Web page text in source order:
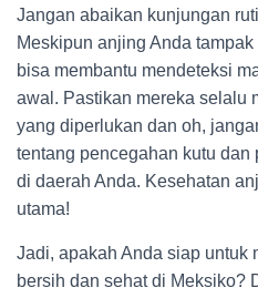
Jangan abaikan kunjungan
Meskipun anjing Anda
bisa membantu mendeteksi
awal. Pastikan mereka selalu
yang diperlukan dan oh,
tentang pencegahan kutu
di daerah Anda. Kesehatan
utama!
Jadi, apakah Anda siap untuk
bersih dan sehat di Meksiko?